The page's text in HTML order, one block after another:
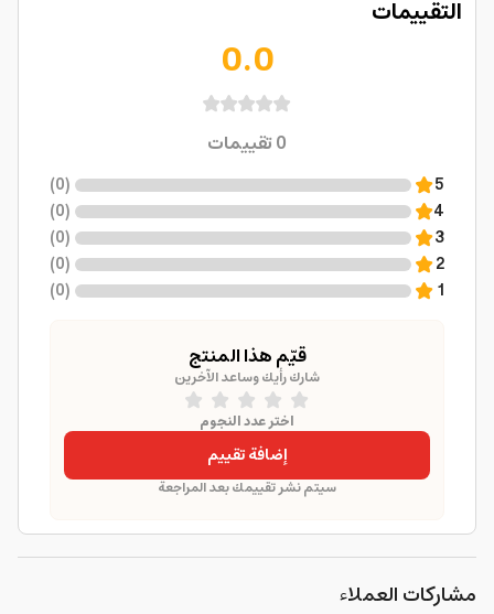
التقييمات
0.0
0تقييمات
5
(
0
)
4
(
0
)
3
(
0
)
2
(
0
)
1
(
0
)
قيّم هذا المنتج
شارك رأيك وساعد الآخرين
اختر عدد النجوم
إضافة تقييم
سيتم نشر تقييمك بعد المراجعة
مشاركات العملاء